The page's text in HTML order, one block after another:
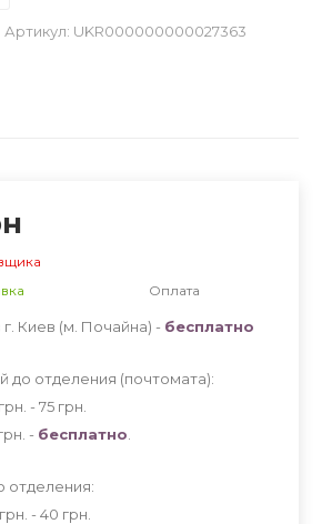
Артикул: UKR000000000027363
Оплата
Киев (м. Почайна) - бесплатно
до отделения (почтомата):
- 75 грн
- бесплатно
отделения:
- 40 грн